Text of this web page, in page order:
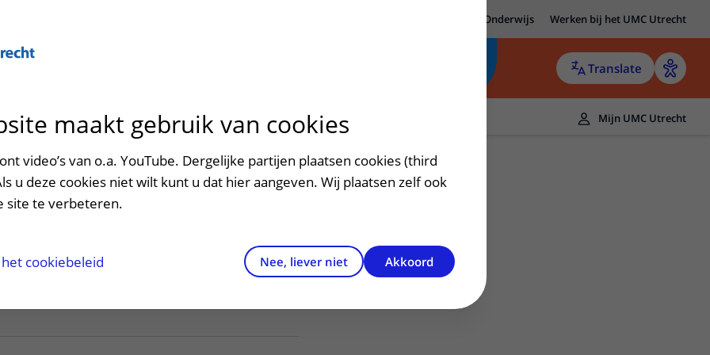
Onderwijs Werken bij het UMC Utrecht
Translate
patiëntportaal
het ziekenhuis
en voorzieningen
Contact en route
Contactgegevens
Verwijzers
Teleconsult aanvragen
Zorgverlenersportaal
Mijn UMC Utrecht
maakt gebruik van cookies
video’s van o.a. YouTube. Dergelijke partijen plaatsen cookies (third
u deze cookies niet wilt kunt u dat hier aangeven. Wij plaatsen zelf ook
site te verbeteren.
cookiebeleid Nee, liever niet Akkoord